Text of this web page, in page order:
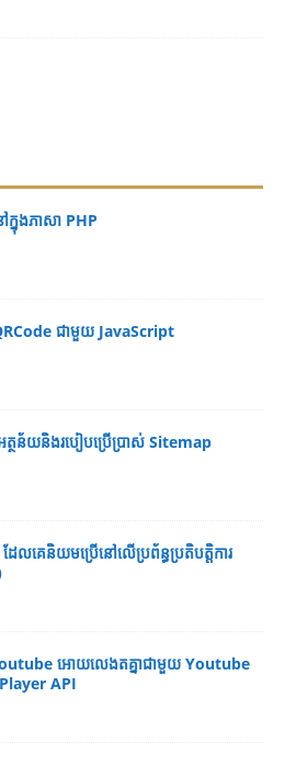
នុង​ភា​សា PHP
ជាមួយ JavaScript
ថន័យ​​និង​របៀប​​ប្រើ​ប្រាស់​ Sitemap
ល​​គេ​​និយម​​ប្រើ​​នៅ​លើ​​ប្រព័ន្ធ​​ប្រតិបត្តិការ​
អោយ​លេងតគ្នាជាមួយ Youtube
API